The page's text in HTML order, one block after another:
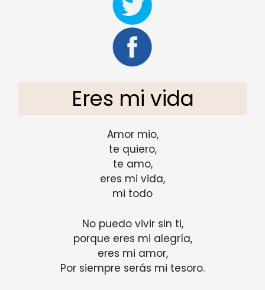
Eres mi vida
Amor mio,
te quiero,
te amo,
eres mi vida,
mi todo
No puedo vivir sin ti,
porque eres mi alegría,
eres mi amor,
Por siempre serás mi tesoro.